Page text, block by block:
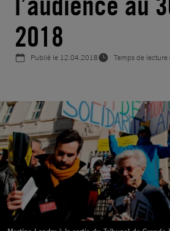
2018
Publié le 12.04.2018 Temps de